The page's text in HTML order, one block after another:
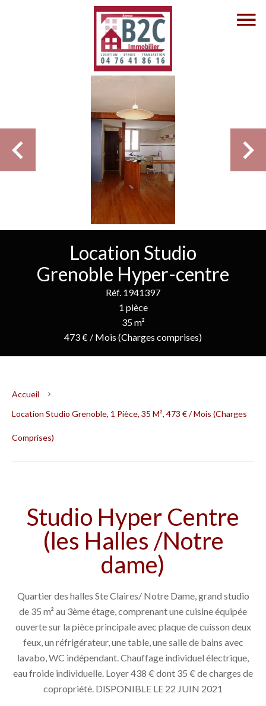
Location Studio
Grenoble Hyper-centre
Réf. 1941397
1 pièce
35 m²
473 € / Mois (Charges comprises)
Accueil
Location Studio Grenoble, 1 Pièce, 35 M², 473 € / Mois (Charges
Comprises)
Studio Hyper Centre
(les Halles /Notre
dame)
Quartier des halles Ste Claires/ Notre Dame, grand studio
de 35 m² au 3ème étage, comprenant une cuisine équipée
ouverte sur la pièce principale avec plaque de cuisson deux
feux, un réfrigérateur, une table, une salle de bains avec
lavabo, WC indépendant. Chauffage individuel électrique,
eau froide individuelle. Loyer 438 € dont 35 € de charges de
copropriété. DISPONIBLE LE 22 JUIN 2021